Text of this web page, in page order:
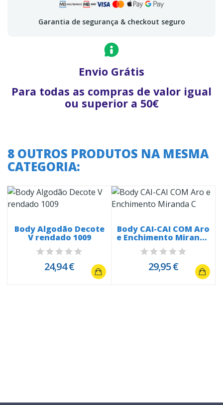
Garantia de segurança & checkout seguro
Envio Grátis
Para todas as compras de valor igual
ou superior a 50€
8 OUTROS PRODUTOS NA MESMA
CATEGORIA:
Body Algodão Decote
V rendado 1009
24,94 €
Body CAI-CAI COM Aro
e Enchimento Miranda
C
29,95 €